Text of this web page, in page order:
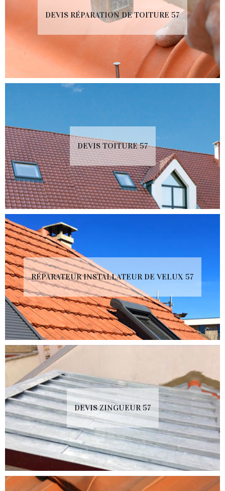
DEVIS RÉPARATION DE TOITURE 57
DEVIS TOITURE 57
RÉPARATEUR INSTALLATEUR DE VELUX 57
DEVIS ZINGUEUR 57